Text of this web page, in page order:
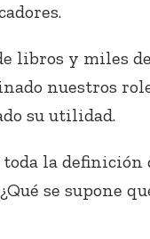
libros y miles
nuestros
su utilidad.
la definición
se supone